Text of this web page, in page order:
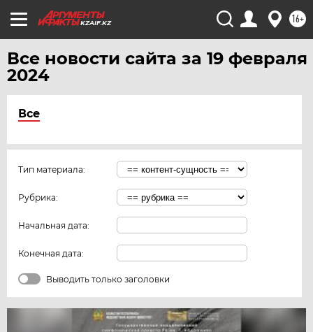
KZAIF.KZ 16+
Все новости сайта за 19 февраля
2024
Все
Тип материала:
Рубрика:
Начальная дата:
Конечная дата:
Выводить только заголовки